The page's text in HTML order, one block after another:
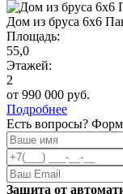
Дом из бруса 6х6
Площадь:
55,0
Этажей:
2
от 990 000 руб.
Подробнее
Есть вопросы?
Защита от